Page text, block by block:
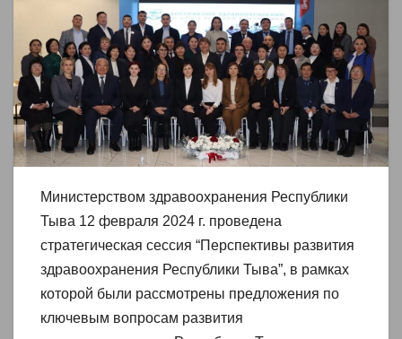
Министерством здравоохранения Республики
Тыва 12 февраля 2024 г. проведена
стратегическая сессия “Перспективы развития
здравоохранения Республики Тыва”, в рамках
которой были рассмотрены предложения по
ключевым вопросам развития